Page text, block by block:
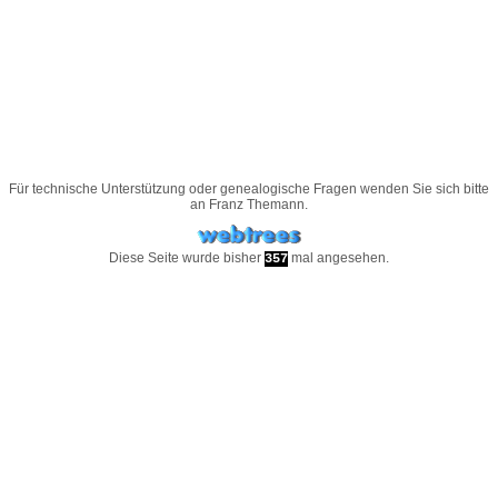
Für technische Unterstützung oder genealogische Fragen wenden Sie sich bitte
an Franz Themann.
Diese Seite wurde bisher 357 mal angesehen.